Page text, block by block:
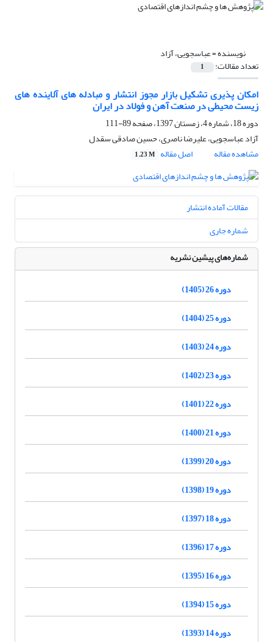
نویسنده =عباسجویی، آزاد
تعداد مقالات: 1
امکان پذیری تشکیل بازار مجوز انتشار و مبادله های آلاینده های
زیست محیطی در صنعت آهن و فولاد در ایران
دوره 18، شماره 4، زمستان 1397، صفحه
89-111
آزاد عباسجویی، علیرضا ناصری، حسین صادقی سقدل
مشاهده مقاله
اصل مقاله 1.23 M
مقالات آماده انتشار
شماره جاری
شماره‌های پیشین نشریه
دوره 26 (1405)
دوره 25 (1404)
دوره 24 (1403)
دوره 23 (1402)
دوره 22 (1401)
دوره 21 (1400)
دوره 20 (1399)
دوره 19 (1398)
دوره 18 (1397)
دوره 17 (1396)
دوره 16 (1395)
دوره 15 (1394)
دوره 14 (1393)